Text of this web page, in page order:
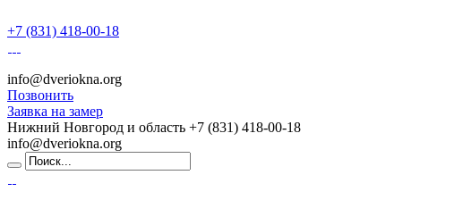
+7 (831) 418-00-18
info@dveriokna.org
Позвонить
Заявка на замер
Нижний Новгород и область +7 (831) 418-00-18
info@dveriokna.org